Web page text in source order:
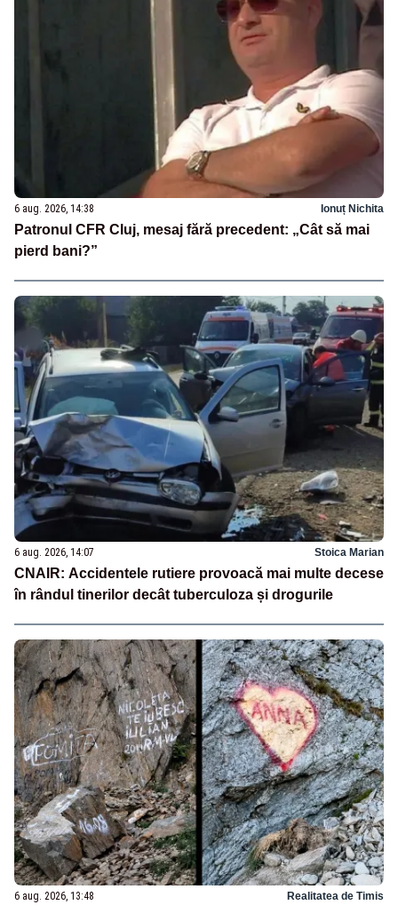
6 aug. 2026, 14:38 Ionuț Nichita
Patronul CFR Cluj, mesaj fără precedent: „Cât să mai
pierd bani?”
6 aug. 2026, 14:07 Stoica Marian
CNAIR: Accidentele rutiere provoacă mai multe decese
în rândul tinerilor decât tuberculoza și drogurile
6 aug. 2026, 13:48 Realitatea de Timis